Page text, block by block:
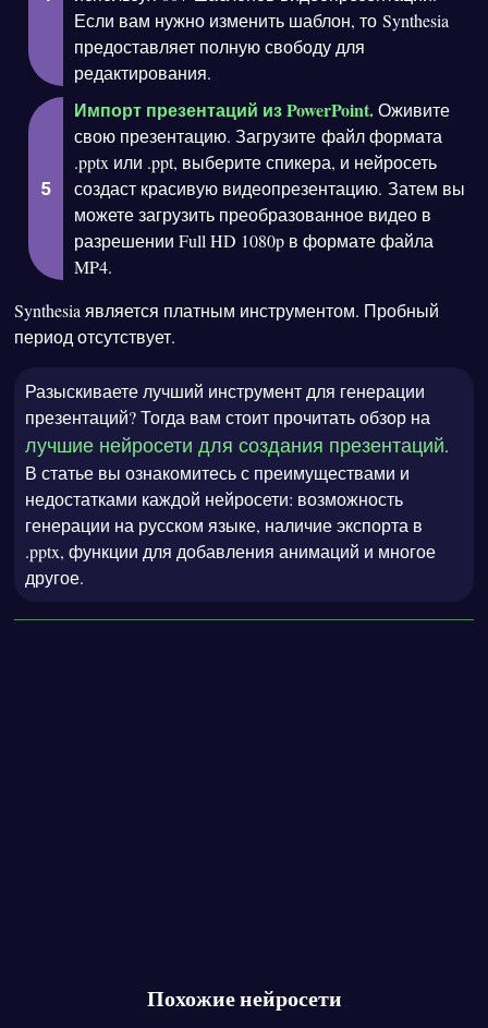
Если вам нужно изменить шаблон, то Synthesia
предоставляет полную свободу для
редактирования.
Импорт презентаций из PowerPoint.Оживите
свою презентацию. Загрузите файл формата
.pptx или .ppt, выберите спикера, и нейросеть
создаст красивую видеопрезентацию. Затем вы
можете загрузить преобразованное видео в
разрешении Full HD 1080p в формате файла
MP4.
Synthesia является платным инструментом. Пробный
период отсутствует.
Разыскиваете лучший инструмент для генерации
презентаций? Тогда вам стоит прочитать обзор на
лучшие нейросети для создания презентаций.
В статье вы ознакомитесь с преимуществами и
недостатками каждой нейросети: возможность
генерации на русском языке, наличие экспорта в
.pptx, функции для добавления анимаций и многое
другое.
Похожие нейросети